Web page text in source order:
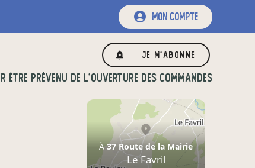
mon compte
Je m'abonne
ÊTRE PRÉVENU DE L'OUVERTURE DES COMMANDES
À37 Route de la Mairie
Le Favril